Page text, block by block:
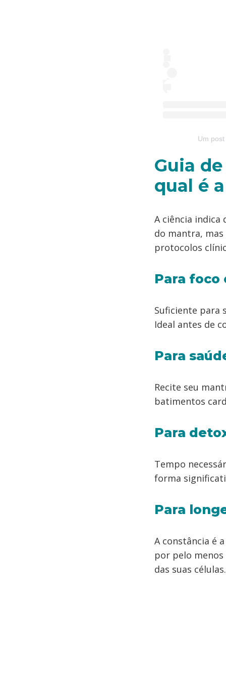
Um
Guia
qual é
A ciência indica
do mantra, mas
protocolos
Para foco
Suficiente para
Ideal antes de
Para
Recite seu
batimentos
Para
Tempo
forma
Para
A constância é
por pelo
das suas células.